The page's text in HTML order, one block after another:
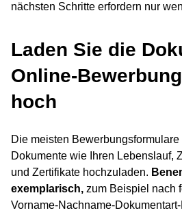
nächsten Schritte erfordern nur
Laden Sie die
Online-
hoch
Die meisten
Dokumente wie Ihren Lebenslauf,
und Zertifikate hochzuladen.
exemplarisch, zum Beispiel nach
Vorname-Nachname-